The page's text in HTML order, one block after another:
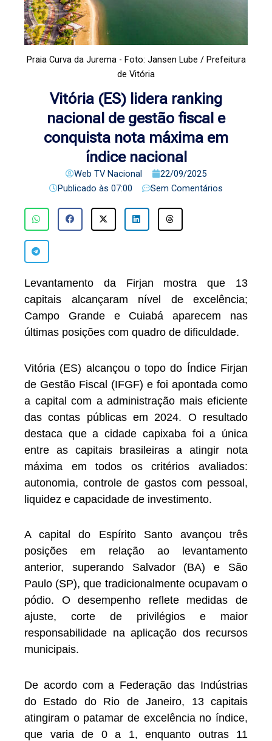
Praia Curva da Jurema - Foto: Jansen Lube / Prefeitura
de Vitória
Vitória (ES) lidera ranking
nacional de gestão fiscal e
conquista nota máxima em
índice nacional
Web TV Nacional
22/09/2025
Publicado às 07:00 Sem Comentários
Levantamento da Firjan mostra que 13
capitais alcançaram nível de excelência;
Campo Grande e Cuiabá aparecem nas
últimas posições com quadro de dificuldade.
Vitória (ES) alcançou o topo do Índice Firjan
de Gestão Fiscal (IFGF) e foi apontada como
a capital com a administração mais eficiente
das contas públicas em 2024. O resultado
destaca que a cidade capixaba foi a única
entre as capitais brasileiras a atingir nota
máxima em todos os critérios avaliados:
autonomia, controle de gastos com pessoal,
liquidez e capacidade de investimento.
A capital do Espírito Santo avançou três
posições em relação ao levantamento
anterior, superando Salvador (BA) e São
Paulo (SP), que tradicionalmente ocupavam o
pódio. O desempenho reflete medidas de
ajuste, corte de privilégios e maior
responsabilidade na aplicação dos recursos
municipais.
De acordo com a Federação das Indústrias
do Estado do Rio de Janeiro, 13 capitais
atingiram o patamar de excelência no índice,
que varia de 0 a 1, enquanto outras 11